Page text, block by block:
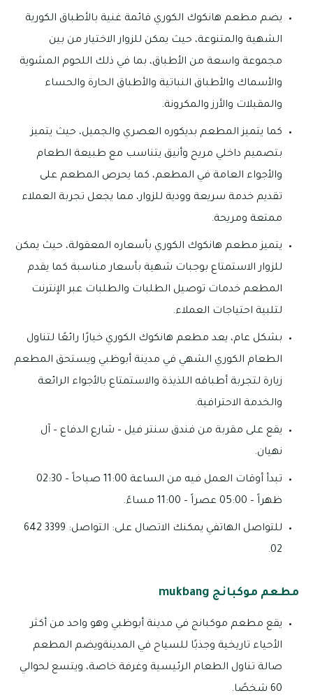
يضم مطعم هانكوك الكوري قائمة غنية بالأطباق الكورية
الشهية والمتنوعة، حيث يمكن للزوار الاختيار من بين
مجموعة واسعة من الأطباق، بما في ذلك اللحوم المشوية
والأسماك والأطباق النباتية والأطباق الحارة والحساء
والمقبلات والأرز والمكرونة.
كما يتميز المطعم بديكوره العصري والجميل، حيث يتميز
بتصميم داخلي مريح وأنيق يتناسب مع طبيعة الطعام
والأجواء العامة في المطعم، كما يحرص المطعم على
تقديم خدمة سريعة وودية للزوار، مما يجعل تجربة العملاء
ممتعة ومريحة.
يتميز مطعم هانكوك الكوري بأسعاره المعقولة، حيث يمكن
للزوار الاستمتاع بوجبات شهية بأسعار مناسبة كما يقدم
المطعم خدمات توصيل الطلبات والطلبات عبر الإنترنت
لتلبية احتياجات العملاء.
بشكل عام، يعد مطعم هانكوك الكوري خيارًا رائعًا لتناول
الطعام الكوري الشهي في مدينة أبوظبي ويستحق المطعم
زيارة لتجربة أطباقه اللذيذة والاستمتاع بالأجواء الرائعة
والخدمة الاحترافية.
يقع على مقربة من فندق سنتر فيل – شارع الدفاع – آل
نهيان.
تبدأ أوقات العمل فيه من الساعة 11:00 صباحاً – 02:30
ظهراً – 05:00 عصراً – 11:00 مساءً.
للتواصل الهاتفي يمكنك الاتصال على: التواصل: 3399 642
02.
مطعم موكبانج mukbang
يقع مطعم موكبانج في مدينة أبوظبي وهو واحد من أكثر
الأحياء تاريخية وجذبًا للسياح في المدينةويضم المطعم
صالة تناول الطعام الرئيسية وغرفة خاصة، ويتسع لحوالي
60 شخصًا.